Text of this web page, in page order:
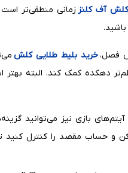
آف کلنز زمانی منطقی‌تر
فصل،خرید بلیط طلایی کلش
دهکده کمک کند. البته بهتر
بازی نیز می‌توانید
و حساب مقصد را کنترل